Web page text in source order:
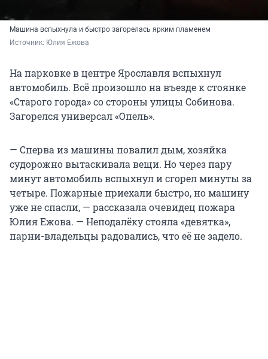
Машина вспыхнула и быстро загорелась ярким пламенем
Источник: Юлия Ежова
На парковке в центре Ярославля вспыхнул
автомобиль. Всё произошло на въезде к стоянке
«Старого города» со стороны улицы Собинова.
Загорелся универсал «Опель».
— Сперва из машины повалил дым, хозяйка
судорожно вытаскивала вещи. Но через пару
минут автомобиль вспыхнул и сгорел минуты за
четыре. Пожарные приехали быстро, но машину
уже не спасли, — рассказала очевидец пожара
Юлия Ежова. — Неподалёку стояла «девятка»,
парни-владельцы радовались, что её не задело.